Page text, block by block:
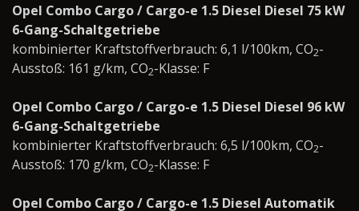
Opel Combo Cargo / Cargo-e 1.5 Diesel Diesel 75 kW
6-Gang-Schaltgetriebe
kombinierter Kraftstoffverbrauch: 6,1 l/100km, CO2-
Ausstoß: 161 g/km, CO2-Klasse: F
Opel Combo Cargo / Cargo-e 1.5 Diesel Diesel 96 kW
6-Gang-Schaltgetriebe
kombinierter Kraftstoffverbrauch: 6,5 l/100km, CO2-
Ausstoß: 170 g/km, CO2-Klasse: F
Opel Combo Cargo / Cargo-e 1.5 Diesel Automatik